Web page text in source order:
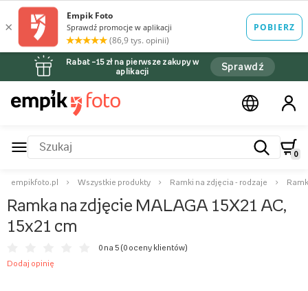
Rabat –15 zł na pierwsze zakupy w
aplikacji
Sprawdź
0
empikfoto.pl Wszystkie produkty Ramki na zdjęcia - rodzaje
Ramka na zdjęcie MALAGA 15X21 AC,
15x21 cm
0 na 5 (0 oceny klientów)
Dodaj opinię